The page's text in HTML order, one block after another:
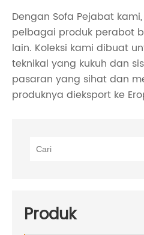
Dengan Sofa Pejabat
pelbagai produk perabot
lain. Koleksi kami dibuat
teknikal yang kukuh dan
pasaran yang sihat dan
produknya dieksport ke
Produk